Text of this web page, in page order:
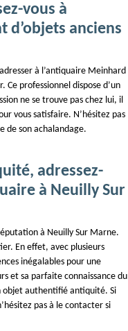
vous à
anciens
à l’antiquaire Meinhard
professionnel dispose d’un
ne se trouve pas chez lui, il
vous satisfaire. N’hésitez pas
de son achalandage.
adressez-
à Neuilly Sur
à Neuilly Sur Marne.
En effet, avec plusieurs
inégalables pour une
et sa parfaite connaissance du
objet authentifié antiquité. Si
pas à le contacter si